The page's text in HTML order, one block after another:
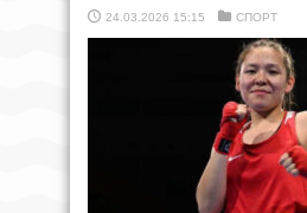
24.03.2026 15:15 СПОРТ